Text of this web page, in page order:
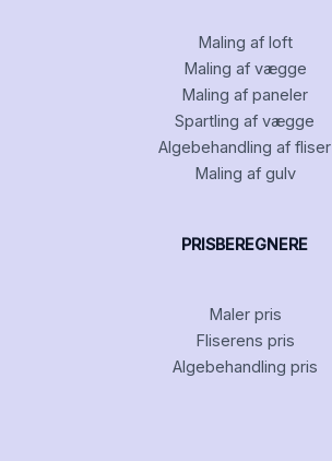
Maling af loft
Maling af vægge
Maling af paneler
Spartling af vægge
Algebehandling af fliser
Maling af gulv
PRISBEREGNERE
Maler pris
Fliserens pris
Algebehandling pris